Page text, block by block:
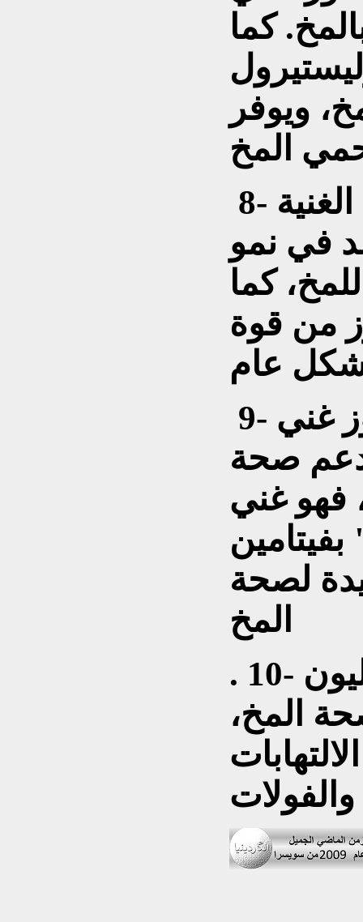
كما
ويوفر
‎ 8- الهندباء هي من النباتات الغنية
في نمو
كما
من قوة
‎ 9- الجوز (عين الجمل) الجوز غني
تدعم صحة
فهو غني
بفيتامين "E" والأوميغا-3 والنحاس
لصحة
المخ
‎. 10- الهليون (أسباراغوس) الهليون
المخ،
والفولات